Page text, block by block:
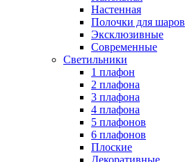
Настенная
Полочки для шаров
Эксклюзивные
Современные
Светильники
1 плафон
2 плафона
3 плафона
4 плафона
5 плафонов
6 плафонов
Плоские
Декоративные